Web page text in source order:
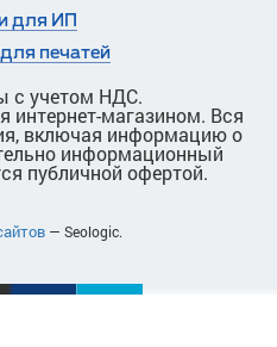
для ИП
печатей
с учетом НДС.
интернет-магазином. Вся
включая информацию о
информационный
публичной офертой.
— Seologic.